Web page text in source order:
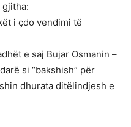
i çdo vendimi të
e saj Bujar Osmanin –
si “bakshish” për
dhurata ditëlindjesh e